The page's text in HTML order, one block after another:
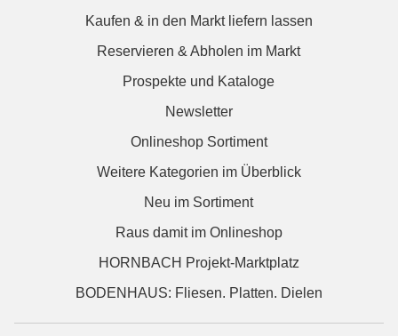
Kaufen & in den Markt liefern lassen
Reservieren & Abholen im Markt
Prospekte und Kataloge
Newsletter
Onlineshop Sortiment
Weitere Kategorien im Überblick
Neu im Sortiment
Raus damit im Onlineshop
HORNBACH Projekt-Marktplatz
BODENHAUS: Fliesen. Platten. Dielen